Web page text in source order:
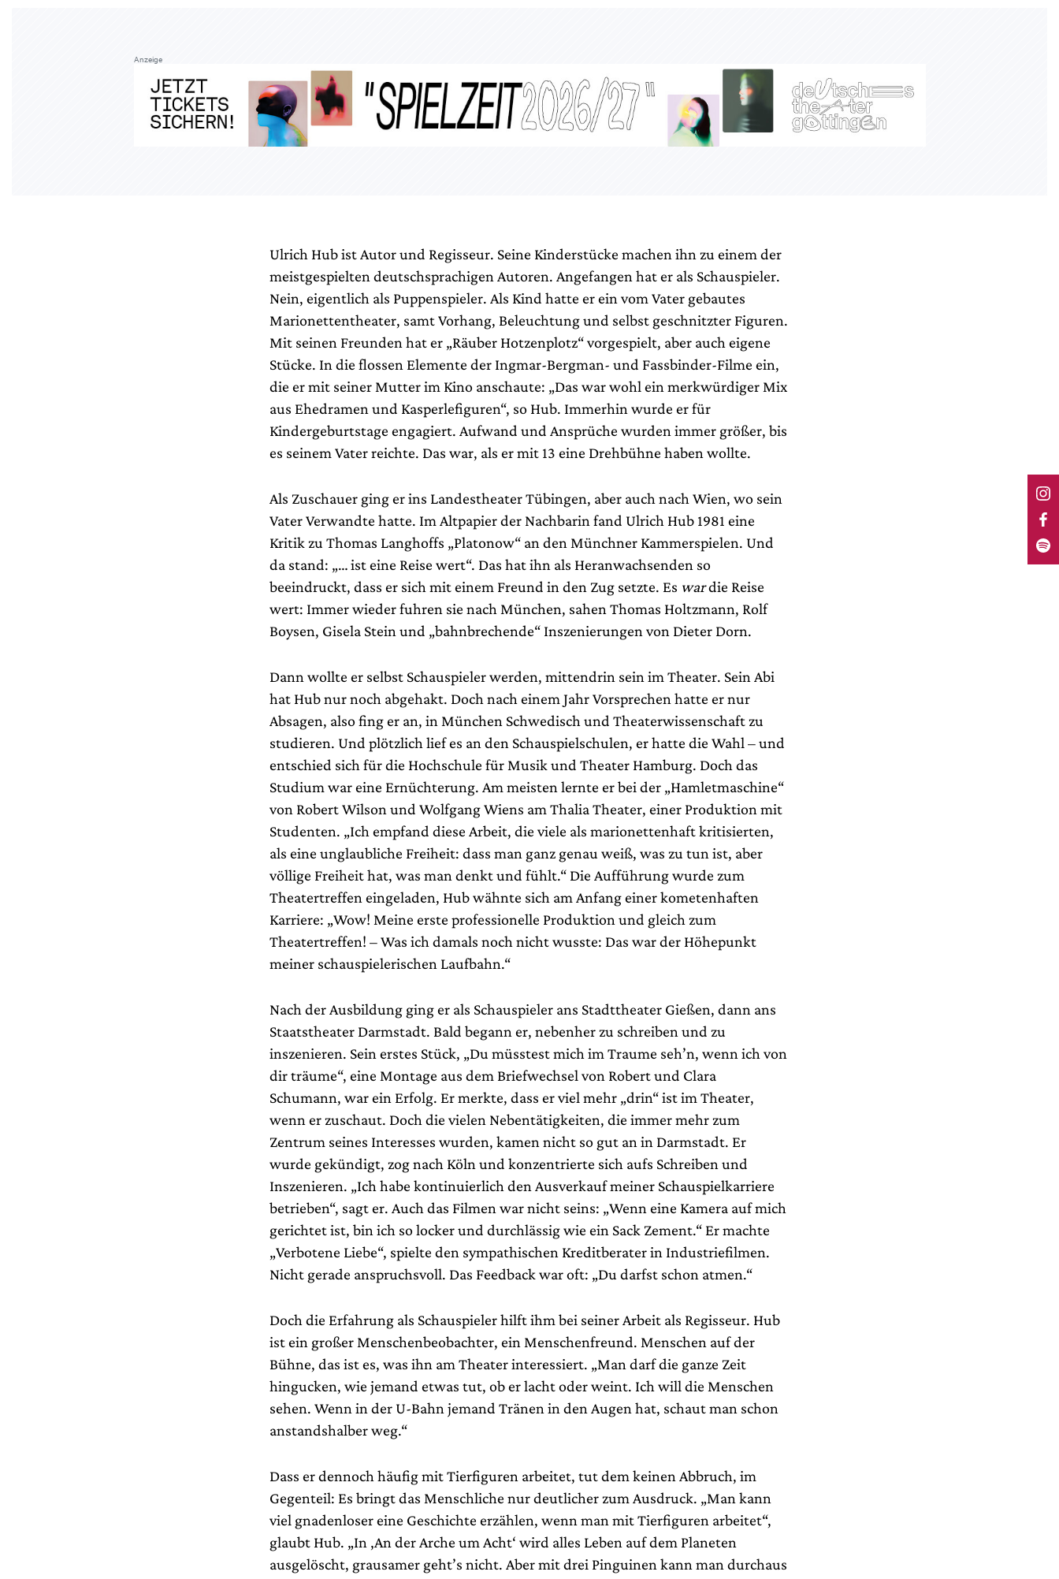
Anzeige
Ulrich Hub ist Autor und Regisseur. Seine Kinderstücke machen ihn zu einem der
meistgespielten deutschsprachigen Autoren. Angefangen hat er als Schauspieler.
Nein, eigentlich als Puppenspieler. Als Kind hatte er ein vom Vater gebautes
Marionettentheater, samt Vorhang, Beleuchtung und selbst geschnitzter Figuren.
Mit seinen Freunden hat er „Räuber Hotzenplotz“ vorgespielt, aber auch eigene
Stücke. In die flossen Elemente der Ingmar-Bergman- und Fassbinder-Filme ein,
die er mit seiner Mutter im Kino anschaute: „Das war wohl ein merkwürdiger Mix
aus Ehedramen und Kasperlefiguren“, so Hub. Immerhin wurde er für
Kindergeburtstage engagiert. Aufwand und Ansprüche wurden immer größer, bis
es seinem Vater reichte. Das war, als er mit 13 eine Drehbühne haben wollte.
Als Zuschauer ging er ins Landestheater Tübingen, aber auch nach Wien, wo sein
Vater Verwandte hatte. Im Altpapier der Nachbarin fand Ulrich Hub 1981 eine
Kritik zu Thomas Langhoffs „Platonow“ an den Münchner Kammerspielen. Und
da stand: „… ist eine Reise wert“. Das hat ihn als Heranwachsenden so
beeindruckt, dass er sich mit einem Freund in den Zug setzte. Es wardie Reise
wert: Immer wieder fuhren sie nach München, sahen Thomas Holtzmann, Rolf
Boysen, Gisela Stein und „bahnbrechende“ Inszenierungen von Dieter Dorn.
Dann wollte er selbst Schauspieler werden, mittendrin sein im Theater. Sein Abi
hat Hub nur noch abgehakt. Doch nach einem Jahr Vorsprechen hatte er nur
Absagen, also fing er an, in München Schwedisch und Theaterwissenschaft zu
studieren. Und plötzlich lief es an den Schauspielschulen, er hatte die Wahl – und
entschied sich für die Hochschule für Musik und Theater Hamburg. Doch das
Studium war eine Ernüchterung. Am meisten lernte er bei der „Hamletmaschine“
von Robert Wilson und Wolfgang Wiens am Thalia Theater, einer Produktion mit
Studenten. „Ich empfand diese Arbeit, die viele als marionettenhaft kritisierten,
als eine unglaubliche Freiheit: dass man ganz genau weiß, was zu tun ist, aber
völlige Freiheit hat, was man denkt und fühlt.“ Die Aufführung wurde zum
Theatertreffen eingeladen, Hub wähnte sich am Anfang einer kometenhaften
Karriere: „Wow! Meine erste professionelle Produktion und gleich zum
Theatertreffen! – Was ich damals noch nicht wusste: Das war der Höhepunkt
meiner schauspielerischen Laufbahn.“
Nach der Ausbildung ging er als Schauspieler ans Stadttheater Gießen, dann ans
Staatstheater Darmstadt. Bald begann er, nebenher zu schreiben und zu
inszenieren. Sein erstes Stück, „Du müsstest mich im Traume seh’n, wenn ich von
dir träume“, eine Montage aus dem Briefwechsel von Robert und Clara
Schumann, war ein Erfolg. Er merkte, dass er viel mehr „drin“ ist im Theater,
wenn er zuschaut. Doch die vielen Nebentätigkeiten, die immer mehr zum
Zentrum seines Interesses wurden, kamen nicht so gut an in Darmstadt. Er
wurde gekündigt, zog nach Köln und konzentrierte sich aufs Schreiben und
Inszenieren. „Ich habe kontinuierlich den Ausverkauf meiner Schauspielkarriere
betrieben“, sagt er. Auch das Filmen war nicht seins: „Wenn eine Kamera auf mich
gerichtet ist, bin ich so locker und durchlässig wie ein Sack Zement.“ Er machte
„Verbotene Liebe“, spielte den sympathischen Kreditberater in Industriefilmen.
Nicht gerade anspruchsvoll. Das Feedback war oft: „Du darfst schon atmen.“
Doch die Erfahrung als Schauspieler hilft ihm bei seiner Arbeit als Regisseur. Hub
ist ein großer Menschenbeobachter, ein Menschenfreund. Menschen auf der
Bühne, das ist es, was ihn am Theater interessiert. „Man darf die ganze Zeit
hingucken, wie jemand etwas tut, ob er lacht oder weint. Ich will die Menschen
sehen. Wenn in der U-Bahn jemand Tränen in den Augen hat, schaut man schon
anstandshalber weg.“
Dass er dennoch häufig mit Tierfiguren arbeitet, tut dem keinen Abbruch, im
Gegenteil: Es bringt das Menschliche nur deutlicher zum Ausdruck. „Man kann
viel gnadenloser eine Geschichte erzählen, wenn man mit Tierfiguren arbeitet“,
glaubt Hub. „In ‚An der Arche um Acht‘ wird alles Leben auf dem Planeten
ausgelöscht, grausamer geht’s nicht. Aber mit drei Pinguinen kann man durchaus